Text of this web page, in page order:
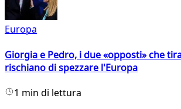
Europa
Giorgia e Pedro, i due «opposti» che
rischiano di spezzare l'Europa
1 min di lettura